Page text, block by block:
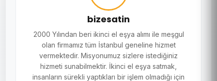
bizesatin
2000 Yılından beri ikinci el eşya alımı ile meşgul
olan firmamız tüm İstanbul geneline hizmet
vermektedir. Misyonumuz sizlere istediğiniz
hizmeti sunabilmektir. İkinci el eşya satmak,
insanların sürekli yaptıkları bir işlem olmadığı için